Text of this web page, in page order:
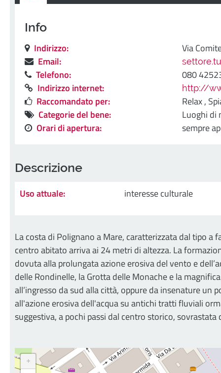
Info
Indirizzo:
Via
Email:
Telefono:
080
Indirizzo internet:
http://
Raccomandato per: Relax ,
Categorie del bene:
Luoghi di
Orari di apertura:
sempre
Descrizione
Uso attuale: interesse culturale
La costa di Polignano a Mare, caratterizzata dal tipo a
centro abitato arriva ai 24 metri di altezza. La
dovuta alla prolungata azione erosiva del vento e
delle Rondinelle, la Grotta delle Monache e la
all’ingresso da sud alla città, oppure da insenature
all'azione erosiva dell'acqua su antichi tratti fluviali
suggestiva, a pochi passi dal centro storico,
+